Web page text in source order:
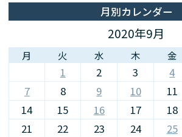
月別カレンダー
2020年9月
月 火 水 木 金
1 2 3 4
7
8 9 10 11
14
15 16 17 18
21
22 23 24 25